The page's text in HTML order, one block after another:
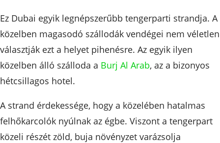
Ez Dubai egyik legnépszerűbb tengerparti strandja. A
közelben magasodó szállodák vendégei nem
választják ezt a helyet pihenésre. Az egyik ilyen
közelben álló szálloda a Burj Al Arab, az a bizonyos
hétcsillagos hotel.
A strand érdekessége, hogy a közelében hatalmas
felhőkarcolók nyúlnak az égbe. Viszont a tengerpart
közeli részét zöld, buja növényzet varázsolja